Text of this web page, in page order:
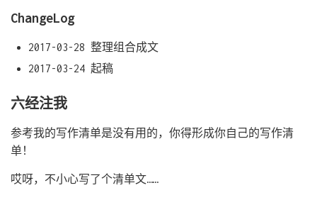
ChangeLog
2017-03-28 整理组合成文
2017-03-24 起稿
六经注我
参考我的写作清单是没有用的，你得形成你自己的写作清
单！
哎呀，不小心写了个清单文……